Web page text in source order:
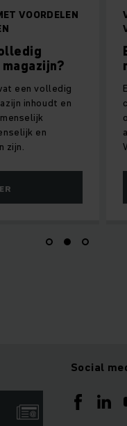
VEELZIJDIG
VOOR KLEINGOED
Eindeloos
met miniload
Een miniload is
compact en
opslagsysteem
artikelen. Star en
Social